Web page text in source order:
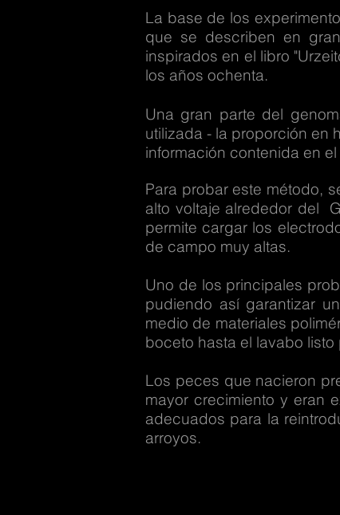
La base de los
que se describen en
inspirados en el libro
los años ochenta.
Una gran parte del
utilizada - la proporción en
información contenida en
Para probar este método,
alto voltaje alrededor del
permite cargar los
de campo muy altas.
Uno de los principales
pudiendo así garantizar
medio de materiales
boceto hasta el lavabo listo
Los peces que nacieron
mayor crecimiento y eran
adecuados para la
arroyos.